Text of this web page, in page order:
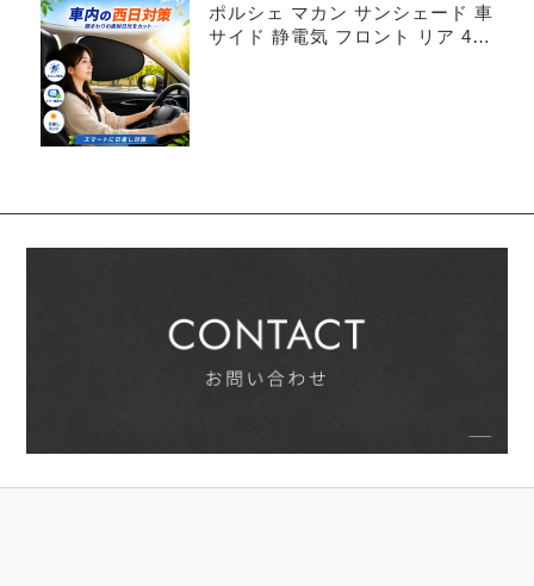
ポルシェ マカン サンシェード 車
サイド 静電気 フロント リア 4枚